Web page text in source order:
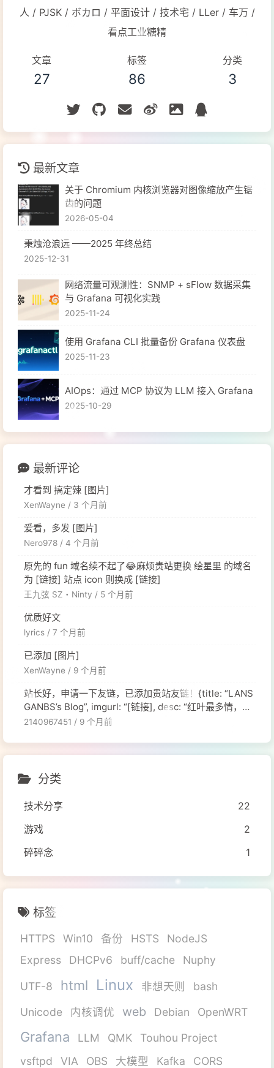
人 / PJSK / ボカロ / 平面设计 / 技术宅 / LLer / 车万 /
看点工业糖精
文章
27
标签
86
分类
3
最新文章
关于 Chromium 内核浏览器对图像缩放产生锯
齿的问题
2026-05-04
秉烛沧浪远 ——2025 年终总结
2025-12-31
网络流量可观测性：SNMP + sFlow 数据采集
与 Grafana 可视化实践
2025-11-24
使用 Grafana CLI 批量备份 Grafana 仪表盘
2025-11-23
​AIOps：通过 MCP 协议为 LLM 接入 Grafana
2025-10-29
最新评论
才看到 搞定辣 [图片]
XenWayne / 3 个月前
爱看，多发 [图片]
Nero978 / 4 个月前
原先的 fun 域名续不起了😂麻烦贵站更换 绘星里 的域名
为 [链接] 站点 icon 则换成 [链接]
王九弦 SZ・Ninty / 5 个月前
优质好文
lyrics / 7 个月前
已添加 [图片]
XenWayne / 9 个月前
站长好，申请一下友链，已添加贵站友链！{title: “LANS
GANBS’s Blog”, imgurl: “[链接], desc: “红叶最多情，一
2140967451 / 9 个月前
分类
技术分享
22
游戏
2
碎碎念
1
标签
HTTPS Win10 备份 HSTS
NodeJS
Express
DHCPv6 buff/cache Nuphy
UTF-8 html Linux 非想天则
bash
Unicode
内核调优 web Debian OpenWRT
Grafana LLM QMK
Touhou Project
vsftpd
VIA OBS 大模型 Kafka CORS